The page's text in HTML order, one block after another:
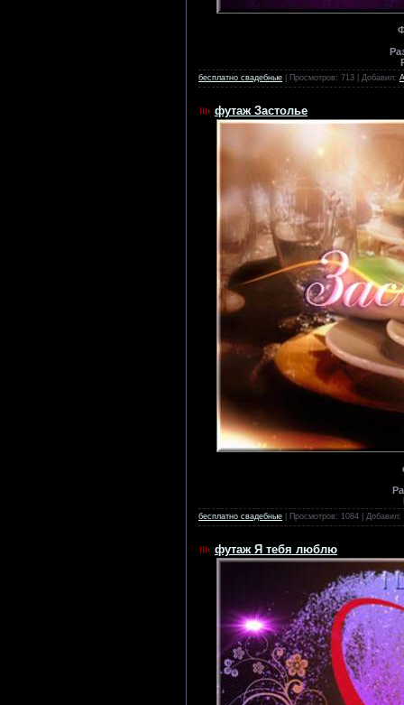
бесплатно свадебные | Просмотров: 713 | Добавил:
футаж Застолье
бесплатно свадебные | Просмотров: 1084 | Добавил:
футаж Я тебя люблю